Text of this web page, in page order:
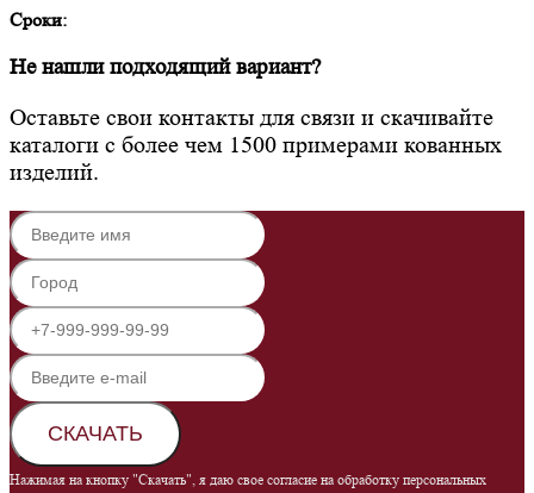
Сроки:
Не нашли подходящий вариант?
Оставьте свои контакты для связи и скачивайте
каталоги с более чем 1500 примерами кованных
изделий.
СКАЧАТЬ
Нажимая на кнопку "Скачать", я даю свое согласие на обработку персональных